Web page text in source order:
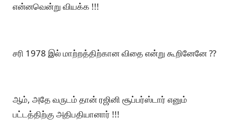
என்னவென்று வியக்க !!!
சரி 1978 இல் மாற்றத்திற்கான விதை என்று கூறினேனே ??
ஆம், அதே வருடம் தான் ரஜினி சூப்பர்ஸ்டார் எனும்
பட்டத்திற்கு அதிபதியானார் !!!